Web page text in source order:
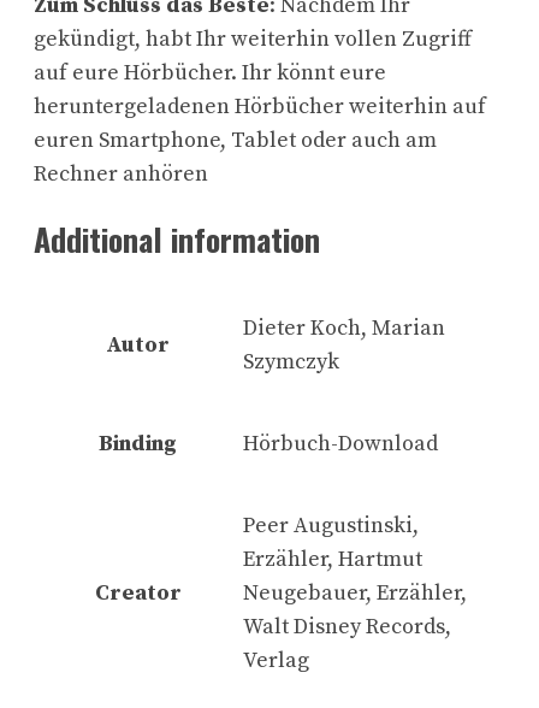
gekündigt, habt Ihr weiterhin vollen Zugriff
auf eure Hörbücher. Ihr könnt eure
heruntergeladenen Hörbücher weiterhin auf
euren Smartphone, Tablet oder auch am
Rechner anhören
Additional information
Autor
Dieter Koch, Marian
Szymczyk
Binding Hörbuch-Download
Creator
Peer Augustinski,
Erzähler, Hartmut
Neugebauer, Erzähler,
Walt Disney Records,
Verlag